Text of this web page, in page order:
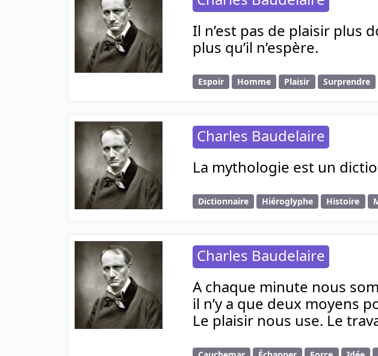
Il n’est pas de plaisir plus
plus qu’il n’espère.
Espoir Homme Plaisir Surprendre
Charles Baudelaire
La mythologie est un
Dictionnaire Hiéroglyphe Histoire
Charles Baudelaire
A chaque minute nous
il n’y a que deux moyens
Le plaisir nous use. Le